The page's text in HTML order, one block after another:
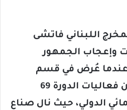
اللبناني فاتشى
وإعجاب الجمهور
عندما عُرض في قسم
“أسبوع النقاد” ضمن فعاليات الدورة 69
الدولي، حيث نال صناع